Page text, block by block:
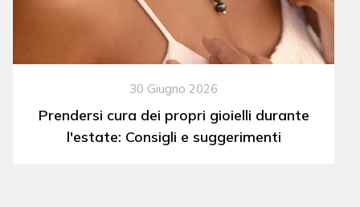
30 Giugno 2026
Prendersi cura dei propri gioielli durante
l'estate: Consigli e suggerimenti